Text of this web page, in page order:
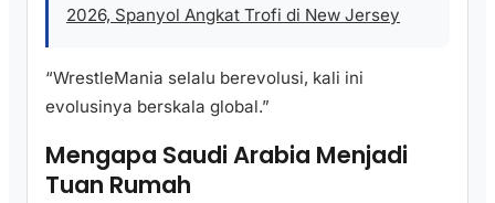
2026, Spanyol Angkat Trofi di New Jersey
“WrestleMania selalu berevolusi, kali ini
evolusinya berskala global.”
Mengapa Saudi Arabia Menjadi
Tuan Rumah